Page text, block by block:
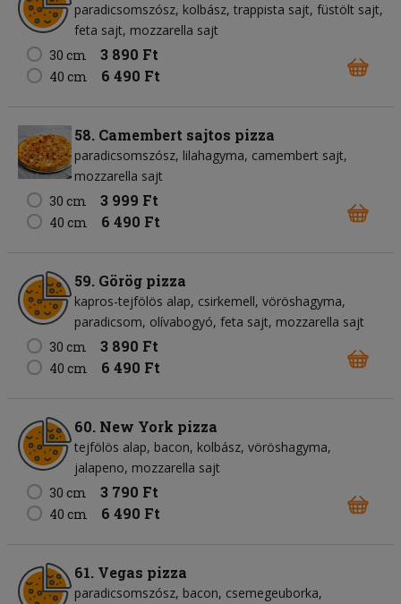
paradicsomszósz kolbász trappista sajt füstölt sajt
feta sajt mozzarella sajt
30 cm
3 890 Ft
40 cm 6 490 Ft
58. Camembert sajtos pizza
paradicsomszósz lilahagyma camembert sajt
mozzarella sajt
30 cm
3 999 Ft
40 cm 6 490 Ft
59. Görög pizza
kapros-tejfölös alap csirkemell vöröshagyma
paradicsom olívabogyó feta sajt mozzarella sajt
30 cm
3 890 Ft
40 cm 6 490 Ft
60. New York pizza
tejfölös alap bacon kolbász vöröshagyma
jalapeno mozzarella sajt
30 cm
3 790 Ft
40 cm 6 490 Ft
61. Vegas pizza
paradicsomszósz bacon csemegeuborka